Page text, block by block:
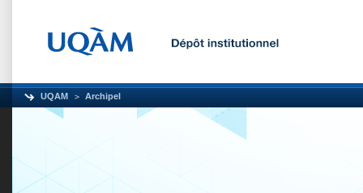
UQAM Archipel